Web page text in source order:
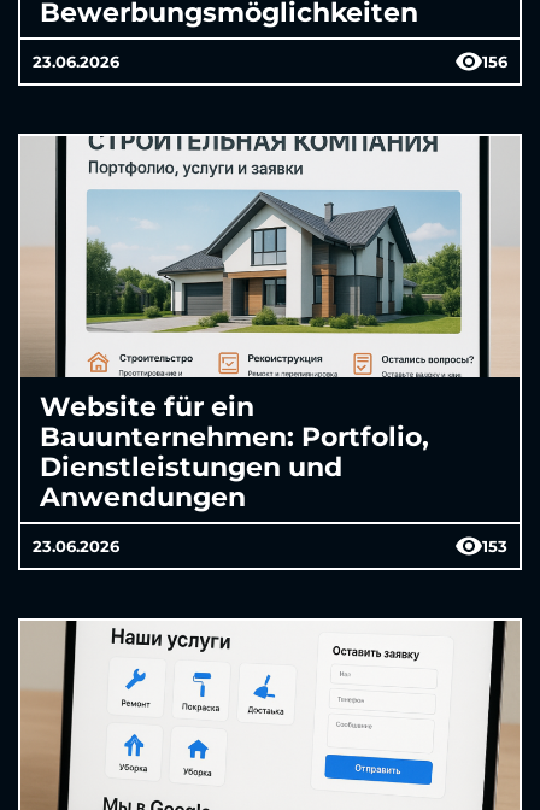
Bewerbungsmöglichkeiten
23.06.2026 156
Website für ein
Bauunternehmen: Portfolio,
Dienstleistungen und
Anwendungen
23.06.2026 153